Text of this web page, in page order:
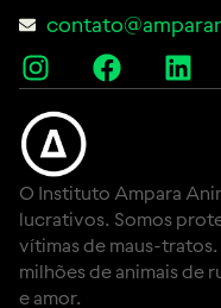
O Instituto Ampara
lucrativos. Somos
vítimas de maus-tratos.
milhões de animais de
e amor.